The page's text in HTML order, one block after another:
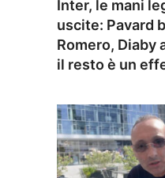
Inter, le mani
uscite: Pavard
Romero, Diaby
il resto è un